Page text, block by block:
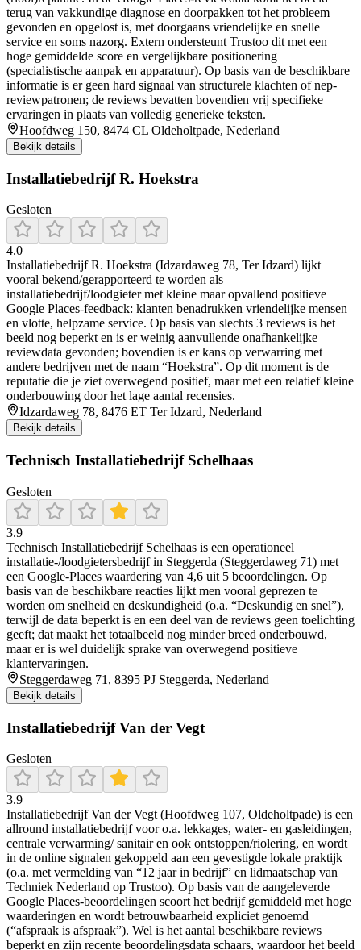
terug van vakkundige diagnose en doorpakken tot het probleem
gevonden en opgelost is, met doorgaans vriendelijke en snelle
service en soms nazorg. Extern ondersteunt Trustoo dit met een
hoge gemiddelde score en vergelijkbare positionering
(specialistische aanpak en apparatuur). Op basis van de beschikbare
informatie is er geen hard signaal van structurele klachten of nep-
reviewpatronen; de reviews bevatten bovendien vrij specifieke
ervaringen in plaats van volledig generieke teksten.
Hoofdweg 150, 8474 CL Oldeholtpade, Nederland
Bekijk details
Installatiebedrijf R. Hoekstra
Gesloten
4.0
Installatiebedrijf R. Hoekstra (Idzardaweg 78, Ter Idzard) lijkt
vooral bekend/gerapporteerd te worden als
installatiebedrijf/loodgieter met kleine maar opvallend positieve
Google Places-feedback: klanten benadrukken vriendelijke mensen
en vlotte, helpzame service. Op basis van slechts 3 reviews is het
beeld nog beperkt en is er weinig aanvullende onafhankelijke
reviewdata gevonden; bovendien is er kans op verwarring met
andere bedrijven met de naam “Hoekstra”. Op dit moment is de
reputatie die je ziet overwegend positief, maar met een relatief kleine
onderbouwing door het lage aantal recensies.
Idzardaweg 78, 8476 ET Ter Idzard, Nederland
Bekijk details
Technisch Installatiebedrijf Schelhaas
Gesloten
3.9
Technisch Installatiebedrijf Schelhaas is een operationeel
installatie-/loodgietersbedrijf in Steggerda (Steggerdaweg 71) met
een Google-Places waardering van 4,6 uit 5 beoordelingen. Op
basis van de beschikbare reacties lijkt men vooral geprezen te
worden om snelheid en deskundigheid (o.a. “Deskundig en snel”),
terwijl de data beperkt is en een deel van de reviews geen toelichting
geeft; dat maakt het totaalbeeld nog minder breed onderbouwd,
maar er is wel duidelijk sprake van overwegend positieve
klantervaringen.
Steggerdaweg 71, 8395 PJ Steggerda, Nederland
Bekijk details
Installatiebedrijf Van der Vegt
Gesloten
3.9
Installatiebedrijf Van der Vegt (Hoofdweg 107, Oldeholtpade) is een
allround installatiebedrijf voor o.a. lekkages, water- en gasleidingen,
centrale verwarming/ sanitair en ook ontstoppen/riolering, en wordt
in de online signalen gekoppeld aan een gevestigde lokale praktijk
(o.a. met vermelding van “12 jaar in bedrijf” en lidmaatschap van
Techniek Nederland op Trustoo). Op basis van de aangeleverde
Google Places-beoordelingen scoort het bedrijf gemiddeld met hoge
waarderingen en wordt betrouwbaarheid expliciet genoemd
(“afspraak is afspraak”). Wel is het aantal beschikbare reviews
beperkt en zijn recente beoordelingsdata schaars, waardoor het beeld